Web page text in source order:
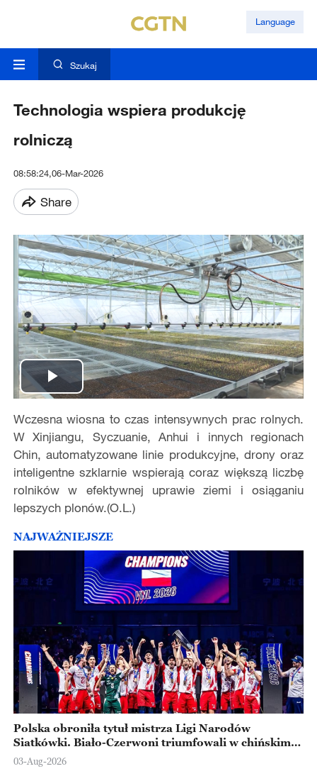
Language
Szukaj
Technologia wspiera produkcję
rolniczą
08:58:24,06-Mar-2026
Share
Play
Video
Wczesna wiosna to czas intensywnych prac rolnych.
W Xinjiangu, Syczuanie, Anhui i innych regionach
Chin, automatyzowane linie produkcyjne, drony oraz
inteligentne szklarnie wspierają coraz większą liczbę
rolników w efektywnej uprawie ziemi i osiąganiu
lepszych plonów.(O.L.)
NAJWAŻNIEJSZE
Polska obroniła tytuł mistrza Ligi Narodów
Siatkówki. Biało-Czerwoni triumfowali w chińskim
Ningbo
03-Aug-2026